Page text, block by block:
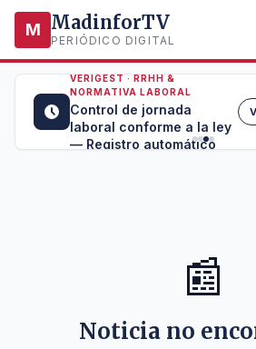
M MadinforTV
PERIÓDICO DIGITAL
VERIGEST · RRHH &
NORMATIVA LABORAL
Control de jornada
laboral conforme a la ley
— Registro automático
📰
Noticia no